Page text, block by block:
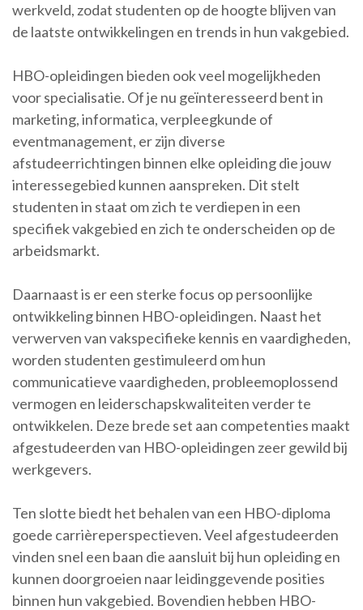
werkveld, zodat studenten op de hoogte blijven van
de laatste ontwikkelingen en trends in hun vakgebied.
HBO-opleidingen bieden ook veel mogelijkheden
voor specialisatie. Of je nu geïnteresseerd bent in
marketing, informatica, verpleegkunde of
eventmanagement, er zijn diverse
afstudeerrichtingen binnen elke opleiding die jouw
interessegebied kunnen aanspreken. Dit stelt
studenten in staat om zich te verdiepen in een
specifiek vakgebied en zich te onderscheiden op de
arbeidsmarkt.
Daarnaast is er een sterke focus op persoonlijke
ontwikkeling binnen HBO-opleidingen. Naast het
verwerven van vakspecifieke kennis en vaardigheden,
worden studenten gestimuleerd om hun
communicatieve vaardigheden, probleemoplossend
vermogen en leiderschapskwaliteiten verder te
ontwikkelen. Deze brede set aan competenties maakt
afgestudeerden van HBO-opleidingen zeer gewild bij
werkgevers.
Ten slotte biedt het behalen van een HBO-diploma
goede carrièreperspectieven. Veel afgestudeerden
vinden snel een baan die aansluit bij hun opleiding en
kunnen doorgroeien naar leidinggevende posities
binnen hun vakgebied. Bovendien hebben HBO-